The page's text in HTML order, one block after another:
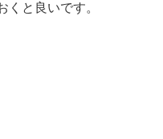
くと良いです。